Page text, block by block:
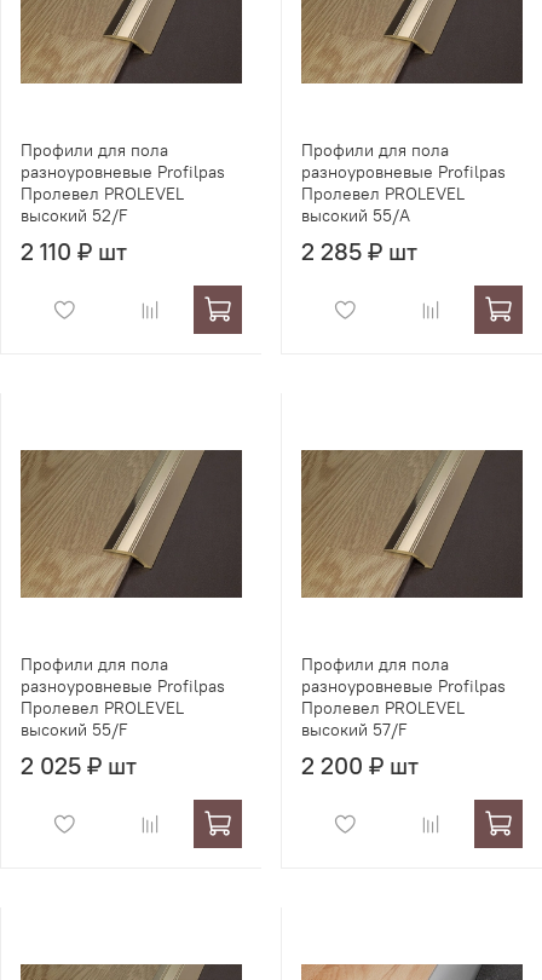
Профили для пола
разноуровневые Profilpas
Пролевел PROLEVEL
высокий 52/F
2 110 ₽ шт
Профили для пола
разноуровневые Profilpas
Пролевел PROLEVEL
высокий 55/A
2 285 ₽ шт
Профили для пола
разноуровневые Profilpas
Пролевел PROLEVEL
высокий 55/F
2 025 ₽ шт
Профили для пола
разноуровневые Profilpas
Пролевел PROLEVEL
высокий 57/F
2 200 ₽ шт